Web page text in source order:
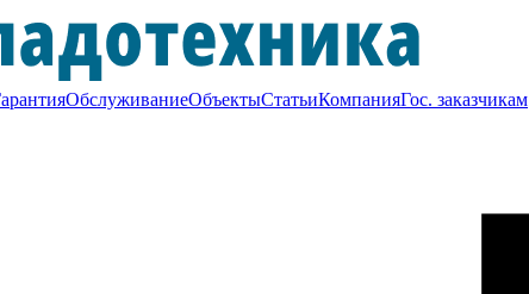
ОбслуживаниеОбъектыСтатьиКомпанияГос. заказчикам